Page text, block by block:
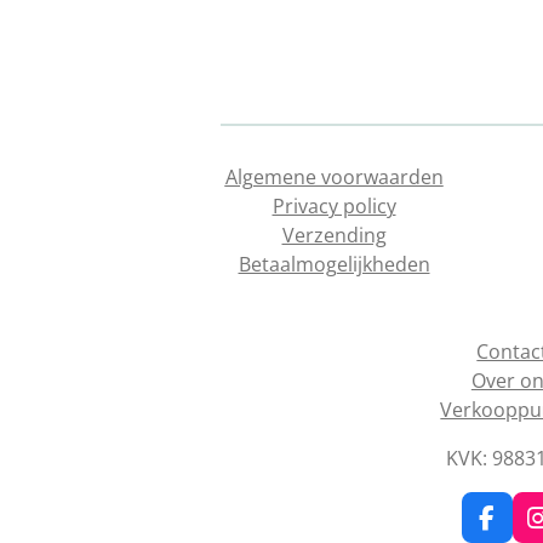
Algemene voorwaarden
Privacy policy
Verzending
Betaalmogelijkheden
Over
KVK:
F
I